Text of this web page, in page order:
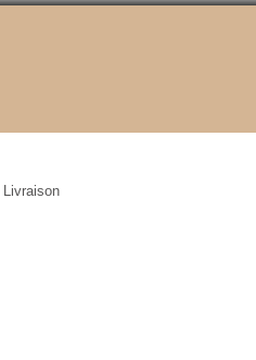
Livraison